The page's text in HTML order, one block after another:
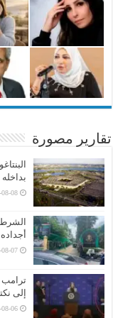
تقارير مصورة
08-08
08-07
إلى
08-06